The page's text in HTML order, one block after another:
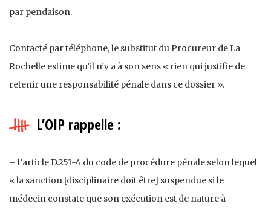
par pendaison.
Contacté par téléphone, le substitut du Procureur de La
Rochelle estime qu’il n’y a à son sens « rien qui justifie de
retenir une responsabilité pénale dans ce dossier ».
L’OIP rappelle :
– l’article D.251-4 du code de procédure pénale selon lequel
« la sanction [disciplinaire doit être] suspendue si le
médecin constate que son exécution est de nature à